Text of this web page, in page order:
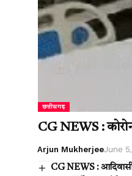
छत्तीसगढ़
CG NEWS :
Arjun MukherjeeJune
CG NEWS :